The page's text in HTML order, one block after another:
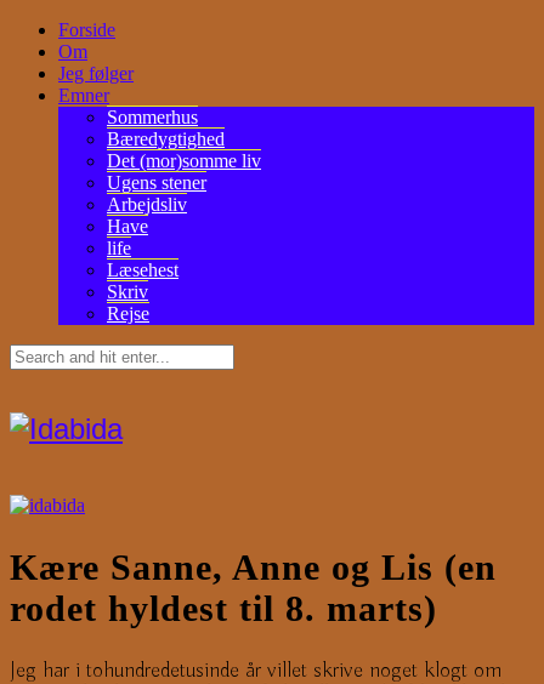
Forside
Om
Jeg følger
Emner
Sommerhus
Bæredygtighed
Det (mor)somme liv
Ugens stener
Arbejdsliv
Have
life
Læsehest
Skriv
Rejse
Kære Sanne, Anne og Lis (en
rodet hyldest til 8. marts)
Jeg har i tohundredetusinde år villet skrive noget klogt om